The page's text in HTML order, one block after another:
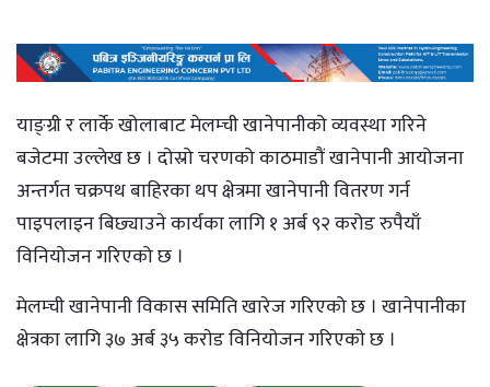
याङ्ग्री र लार्के खोलाबाट मेलम्ची खानेपानीको व्यवस्था गरिने
बजेटमा उल्लेख छ । दोस्रो चरणको काठमाडौं खानेपानी आयोजना
अन्तर्गत चक्रपथ बाहिरका थप क्षेत्रमा खानेपानी वितरण गर्न
पाइपलाइन बिछ्याउने कार्यका लागि १ अर्ब ९२ करोड रुपैयाँ
विनियोजन गरिएको छ ।
मेलम्ची खानेपानी विकास समिति खारेज गरिएको छ । खानेपानीका
क्षेत्रका लागि ३७ अर्ब ३५ कराेड विनियाेजन गरिएकाे छ ।